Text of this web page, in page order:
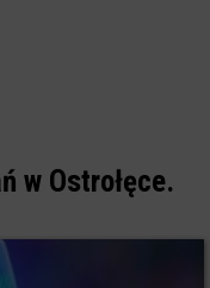
w Ostrołęce.